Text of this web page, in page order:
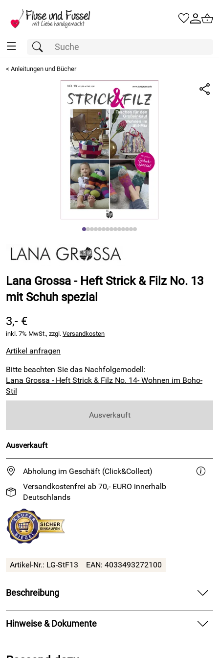
< Anleitungen und Bücher
Lana Grossa - Heft Strick & Filz No. 13
mit Schuh spezial
3,- €
inkl. 7% MwSt., zzgl. Versandkosten
Artikel anfragen
Bitte beachten Sie das Nachfolgemodell:
Lana Grossa - Heft Strick & Filz No. 14- Wohnen im Boho-
Stil
Ausverkauft
Ausverkauft
Abholung im Geschäft (Click&Collect)
Versandkostenfrei ab 70,- EURO innerhalb
Deutschlands
Artikel-Nr.: LG-StF13 EAN: 4033493272100
Beschreibung
Strickfilzheft mit Schuh Spezialteil und Wohnideen
Das Heft Strick & Filz Nr. 13 von Lana Grossa ist ganz dem
Hinweise & Dokumente